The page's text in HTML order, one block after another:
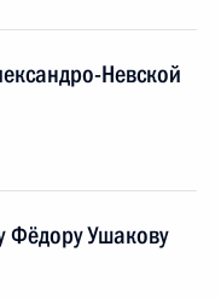
Невской
Фёдору Ушакову